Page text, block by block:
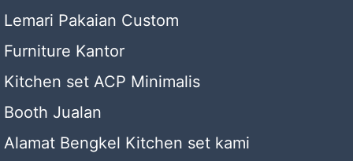
Lemari Pakaian Custom
Furniture Kantor
Kitchen set ACP Minimalis
Booth Jualan
Alamat Bengkel Kitchen set kami